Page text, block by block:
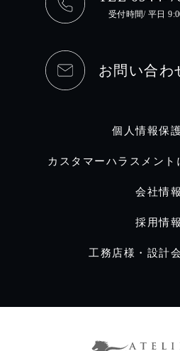
受付時間/ 平日
お問い合わ
個人情報保
カスタマーハラスメン
会社情報
採用情報
工務店様・設計